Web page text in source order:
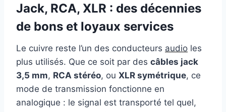
Jack, RCA, XLR : des décennies
de bons et loyaux services
Le cuivre reste l’un des conducteurs audio les
plus utilisés. Que ce soit par des câbles jack
3,5 mm, RCA stéréo, ou XLR symétrique, ce
mode de transmission fonctionne en
analogique : le signal est transporté tel quel,